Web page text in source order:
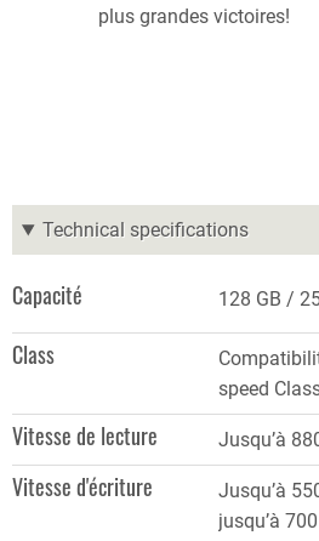
plus grandes victoires!
Technical specifications
Capacité 128 GB
Class
speed
Vitesse de lecture Jusqu’à
Vitesse d'écriture
Jusqu’à
jusqu’à